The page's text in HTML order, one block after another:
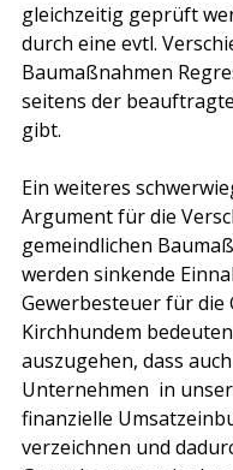
gleichzeitig geprüft
durch eine evtl.
Baumaßnahmen
seitens der
gibt.
Ein weiteres
Argument für die
gemeindlichen
werden sinkende
Gewerbesteuer für die
Kirchhundem
auszugehen, dass
Unternehmen  in
finanzielle
verzeichnen und